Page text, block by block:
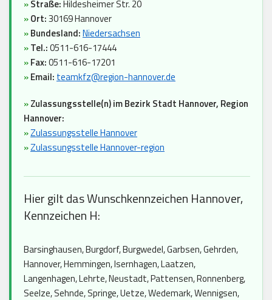
»Straße:Hildesheimer Str. 20
»Ort:30169 Hannover
»Bundesland:Niedersachsen
»Tel.:0511-616-17444
»Fax:0511-616-17201
»Email: teamkfz@region-hannover.de
»Zulassungsstelle(n) im Bezirk Stadt Hannover, Region
Hannover:
»Zulassungsstelle Hannover
»Zulassungsstelle Hannover-region
Hier gilt das Wunschkennzeichen Hannover,
Kennzeichen H:
Barsinghausen, Burgdorf, Burgwedel, Garbsen, Gehrden,
Hannover, Hemmingen, Isernhagen, Laatzen,
Langenhagen, Lehrte, Neustadt, Pattensen, Ronnenberg,
Seelze, Sehnde, Springe, Uetze, Wedemark, Wennigsen,